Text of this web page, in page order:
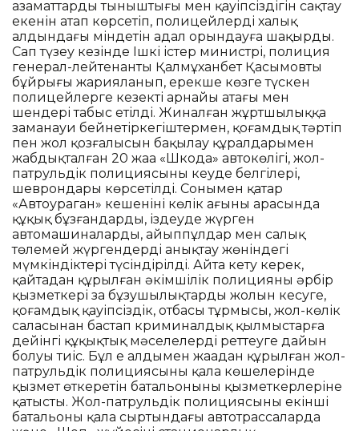
азаматтардың тыныштығы мен қауіпсіздігін сақтау
екенін атап көрсетіп, полицейлерді халық
алдындағы міндетін адал орындауға шақырды.
Сап түзеу кезінде Ішкі істер министрі, полиция
генерал-лейтенанты Қалмұханбет Қасымовтың
бұйрығы жарияланып, ерекше көзге түскен
полицейлерге кезекті арнайы атағы мен
шендері табыс етілді. Жиналған жұртшылыққа
заманауи бейнетіркегіштермен, қоғамдық тәртіп
пен жол қозғалысын бақылау құралдарымен
жабдықталған 20 жаңа «Шкода» автокөлігі, жол-
патрульдік полициясының кеуде белгілері,
шеврондары көрсетілді. Сонымен қатар
«Автоураган» кешенінің көлік ағыны арасында
құқық бұзғандарды, іздеуде жүрген
автомашиналарды, айыппұлдар мен салық
төлемей жүргендерді анықтау жөніндегі
мүмкіндіктері түсіндірілді. Айта кету керек,
қайтадан құрылған әкімшілік полицияның әрбір
қызметкері заң бұзушылықтардың жолын кесуге,
қоғамдық қауіпсіздік, отбасы тұрмысы, жол-көлік
саласынан бастап криминалдық қылмыстарға
дейінгі құқықтық мәселелерді реттеуге дайын
болуы тиіс. Бұл ең алдымен жаңадан құрылған жол-
патрульдік полициясының қала көшелерінде
қызмет өткеретін батальонының қызметкерлеріне
қатысты. Жол-патрульдік полициясының екінші
батальоны қала сыртындағы автотрассаларда